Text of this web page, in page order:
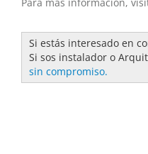
Si estás interesado en
Si sos instalador o
sin compromiso.